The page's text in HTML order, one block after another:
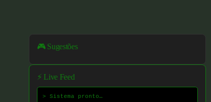
🎮 Sugestões
⚡ Live Feed
> Sistema pronto…